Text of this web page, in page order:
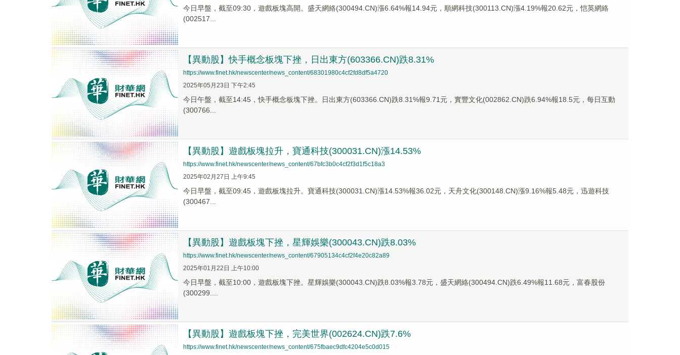
今日早盤，截至09:30，遊戲板塊高開。盛天網絡(300494.CN)漲6.64%報14.94元，順網科技(300113.CN)漲4.19%報20.62元，恺英網絡
(002517...
【異動股】快手概念板塊下挫，日出東方(603366.CN)跌8.31%
https://www.finet.hk/newscenter/news_content/68301980c4cf2fd8df5a4720
2025年05月23日 下午2:45
今日午盤，截至14:45，快手概念板塊下挫。日出東方(603366.CN)跌8.31%報9.71元，實豐文化(002862.CN)跌6.94%報18.5元，每日互動
(300766...
【異動股】遊戲板塊拉升，寶通科技(300031.CN)漲14.53%
https://www.finet.hk/newscenter/news_content/67bfc3b0c4cf2f3d1f5c18a3
2025年02月27日 上午9:45
今日早盤，截至09:45，遊戲板塊拉升。寶通科技(300031.CN)漲14.53%報36.02元，天舟文化(300148.CN)漲9.16%報5.48元，迅遊科技
(300467...
【異動股】遊戲板塊下挫，星輝娛樂(300043.CN)跌8.03%
https://www.finet.hk/newscenter/news_content/67905134c4cf2f4e20c82a89
2025年01月22日 上午10:00
今日早盤，截至10:00，遊戲板塊下挫。星輝娛樂(300043.CN)跌8.03%報3.78元，盛天網絡(300494.CN)跌6.49%報11.68元，富春股份
(300299....
【異動股】遊戲板塊下挫，完美世界(002624.CN)跌7.6%
https://www.finet.hk/newscenter/news_content/675fbaec9dfc4204e5c0d015